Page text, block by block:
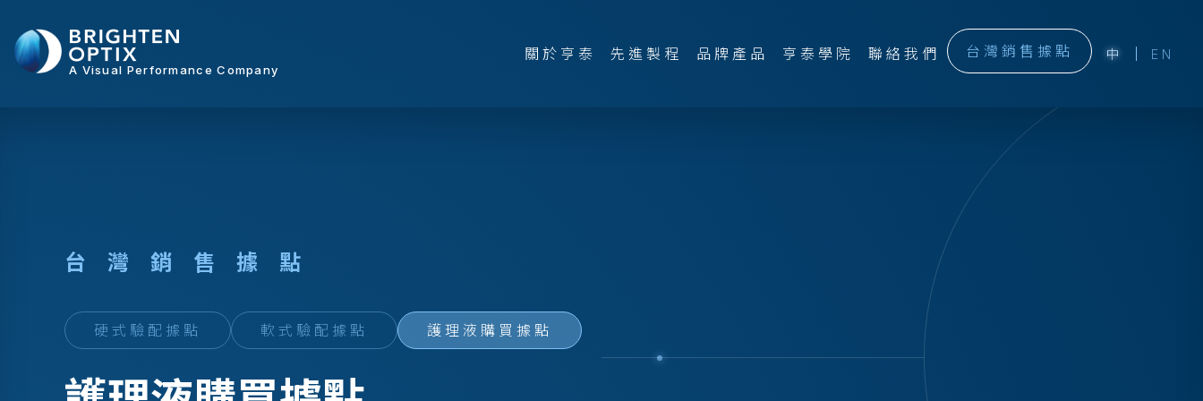
A Visual Performance Company
關於亨泰 先進製程 品牌產品 亨泰學院 聯絡我們 台灣銷售據點 中 EN
台 灣 銷 售 據 點
硬式驗配據點 軟式驗配據點 護理液購買據點